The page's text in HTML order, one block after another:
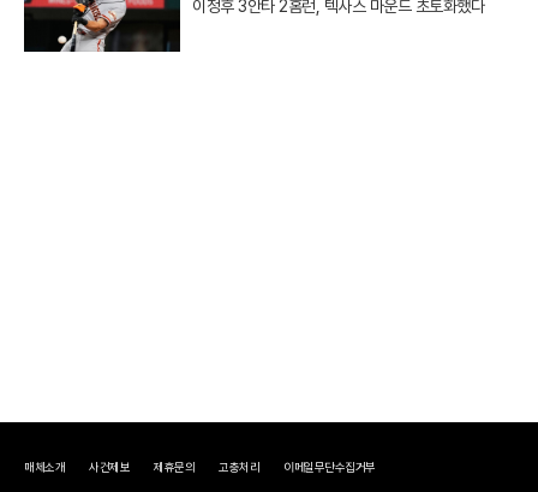
이정후 3안타 2홈런, 텍사스 마운드 초토화했다
매체소개 사건제보 제휴문의 고충처리 이메일무단수집거부